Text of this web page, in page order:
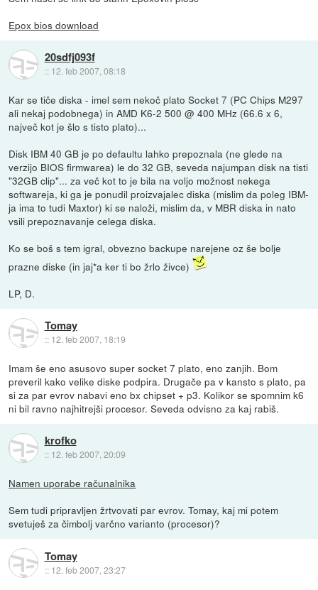
Epox bios download
20sdfj093f
:: 12. feb 2007, 08:18
Kar se tiče diska - imel sem nekoč plato Socket 7 (PC Chips M297
ali nekaj podobnega) in AMD K6-2 500 @ 400 MHz (66.6 x 6,
največ kot je šlo s tisto plato)...
Disk IBM 40 GB je po defaultu lahko prepoznala (ne glede na
verzijo BIOS firmwarea) le do 32 GB, seveda najumpan disk na tisti
"32GB clip"... za več kot to je bila na voljo možnost nekega
softwareja, ki ga je ponudil proizvajalec diska (mislim da poleg IBM-
ja ima to tudi Maxtor) ki se naloži, mislim da, v MBR diska in nato
vsili prepoznavanje celega diska.
Ko se boš s tem igral, obvezno backupe narejene oz še bolje
prazne diske (in jaj*a ker ti bo žrlo živce)
LP, D.
Tomay
:: 12. feb 2007, 18:19
Imam še eno asusovo super socket 7 plato, eno zanjih. Bom
preveril kako velike diske podpira. Drugače pa v kansto s plato, pa
si za par evrov nabavi eno bx chipset + p3. Kolikor se spomnim k6
ni bil ravno najhitrejši procesor. Seveda odvisno za kaj rabiš.
krofko
:: 12. feb 2007, 20:09
Namen uporabe računalnika
Sem tudi pripravljen žrtvovati par evrov. Tomay, kaj mi potem
svetuješ za čimbolj varčno varianto (procesor)?
Tomay
:: 12. feb 2007, 23:27